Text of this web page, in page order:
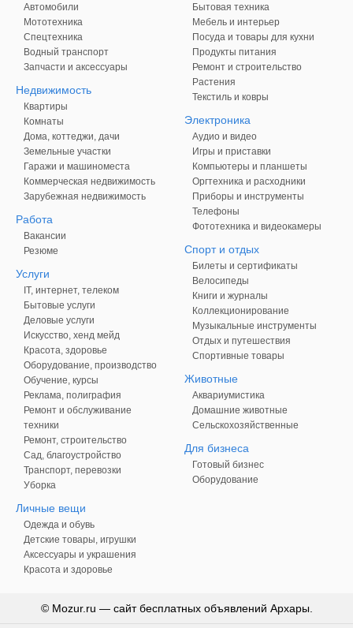
Автомобили
Мототехника
Спецтехника
Водный транспорт
Запчасти и аксессуары
Недвижимость
Квартиры
Комнаты
Дома, коттеджи, дачи
Земельные участки
Гаражи и машиноместа
Коммерческая недвижимость
Зарубежная недвижимость
Работа
Вакансии
Резюме
Услуги
IT, интернет, телеком
Бытовые услуги
Деловые услуги
Искусство, хенд мейд
Красота, здоровье
Оборудование, производство
Обучение, курсы
Реклама, полиграфия
Ремонт и обслуживание
техники
Ремонт, строительство
Сад, благоустройство
Транспорт, перевозки
Уборка
Личные вещи
Одежда и обувь
Детские товары, игрушки
Аксессуары и украшения
Красота и здоровье
Бытовая техника
Мебель и интерьер
Посуда и товары для кухни
Продукты питания
Ремонт и строительство
Растения
Текстиль и ковры
Электроника
Аудио и видео
Игры и приставки
Компьютеры и планшеты
Оргтехника и расходники
Приборы и инструменты
Телефоны
Фототехника и видеокамеры
Спорт и отдых
Билеты и сертификаты
Велосипеды
Книги и журналы
Коллекционирование
Музыкальные инструменты
Отдых и путешествия
Спортивные товары
Животные
Аквариумистика
Домашние животные
Сельскохозяйственные
Для бизнеса
Готовый бизнес
Оборудование
© Mozur.ru — сайт бесплатных объявлений Архары.